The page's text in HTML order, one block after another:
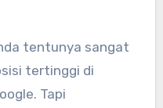
tertinggi di
Tapi